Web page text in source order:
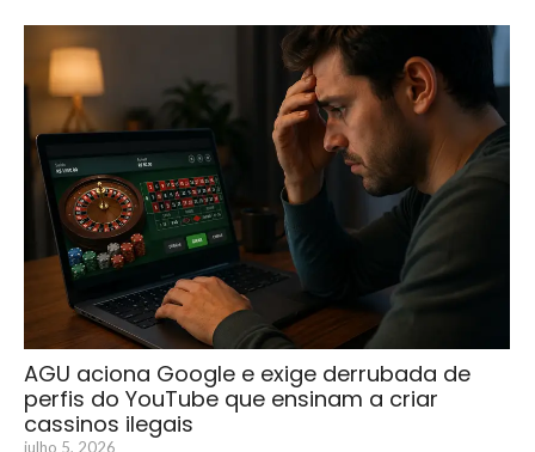
AGU aciona Google e exige derrubada de
perfis do YouTube que ensinam a criar
cassinos ilegais
julho 5, 2026